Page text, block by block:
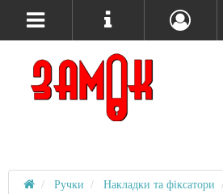
Ручки
Накладки та фіксатори